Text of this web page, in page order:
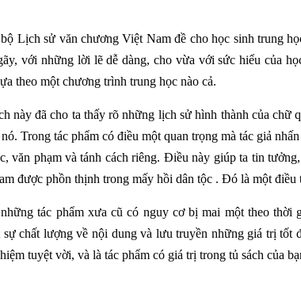
Lịch sử văn chương Việt Nam đề cho học sinh trung
với những lời lẽ dễ dàng, cho vừa với sức hiểu của
theo một chương trình trung học nào cả.
này đã cho ta thấy rõ những lịch sử hình thành của
Trong tác phẩm có điều một quan trọng mà tác giả
văn phạm và tánh cách riêng. Điều này giúp ta tin
được phồn thịnh trong mấy hồi dân tộc . Đó là một điều
tác phẩm xưa cũ có nguy cơ bị mai một theo
chất lượng về nội dung và lưu truyền những giá trị tốt
tuyệt vời, và là tác phẩm có giá trị trong tủ sách của